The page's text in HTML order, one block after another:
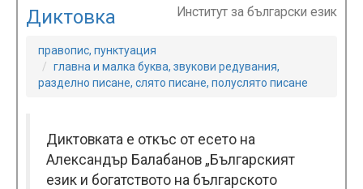
Диктовка Институт за български език
правопис, пунктуация
главна и малка буква, звукови редувания,
разделно писане, слято писане, полуслято писане
Диктовката е откъс от есето на
Александър Балабанов „Българският
език и богатството на българското